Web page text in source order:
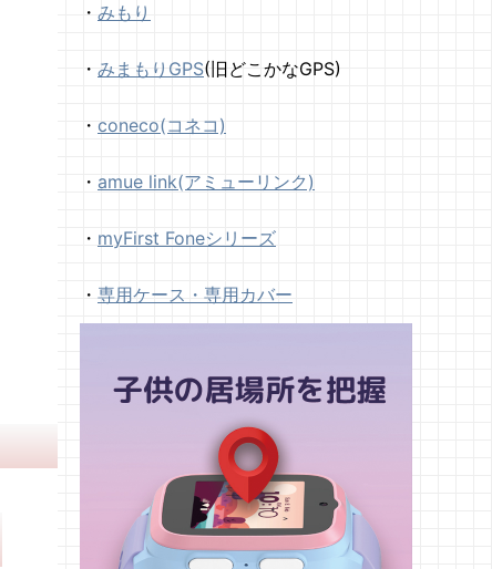
・ みもり
・ みまもりGPS(旧どこかなGPS)
・ coneco(コネコ)
・ amue link(アミューリンク)
・ myFirst Foneシリーズ
・ 専用ケース・専用カバー